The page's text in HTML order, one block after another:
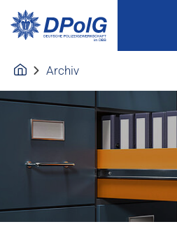
Archiv